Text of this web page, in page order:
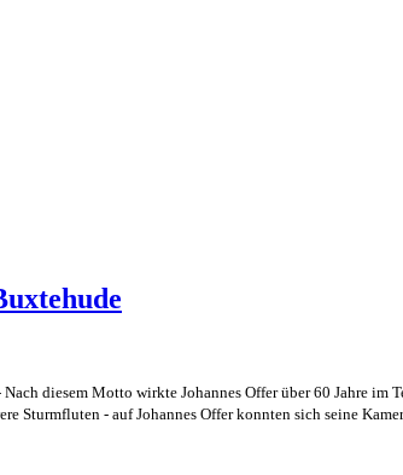
Nach diesem Motto wirkte Johannes Offer über 60 Jahre
Sturmfluten - auf Johannes Offer konnten sich seine